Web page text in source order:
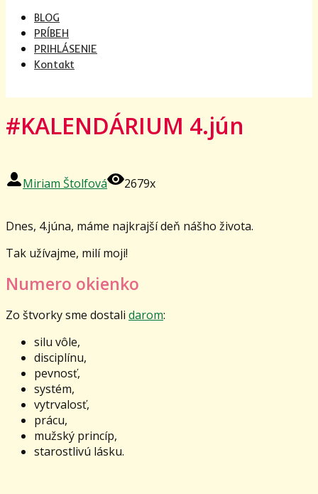
BLOG
PRÍBEH
PRIHLÁSENIE
Kontakt
#KALENDÁRIUM 4.jún
Miriam Štolfová 2679x
Dnes, 4.júna, máme najkrajší deň nášho života.
Tak užívajme, milí moji!
Numero okienko
Zo štvorky sme dostali darom:
silu vôle,
disciplínu,
pevnosť,
systém,
vytrvalosť,
prácu,
mužský princíp,
starostlivú lásku.